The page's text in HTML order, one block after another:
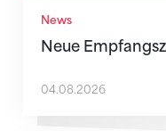
News
Neue
04.08.2026